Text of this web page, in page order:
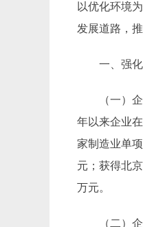
以优化环境
发展道路，
一、强
（一）
年以来企业
家制造业单
元；获得北
万元。
（二）